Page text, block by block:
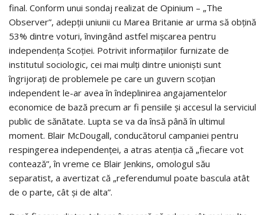
final. Conform unui sondaj realizat de Opinium – „The
Observer”, adepţii uniunii cu Marea Britanie ar urma să obţină
53% dintre voturi, învingând astfel mişcarea pentru
independenţa Scoţiei. Potrivit informaţiilor furnizate de
institutul sociologic, cei mai mulţi dintre unionişti sunt
îngrijoraţi de problemele pe care un guvern scoţian
independent le-ar avea în îndeplinirea angajamentelor
economice de bază precum ar fi pensiile şi accesul la serviciul
public de sănătate. Lupta se va da însă până în ultimul
moment. Blair McDougall, conducătorul campaniei pentru
respingerea independenţei, a atras atenţia că „fiecare vot
contează”, în vreme ce Blair Jenkins, omologul său
separatist, a avertizat că „referendumul poate bascula atât
de o parte, cât şi de alta”.